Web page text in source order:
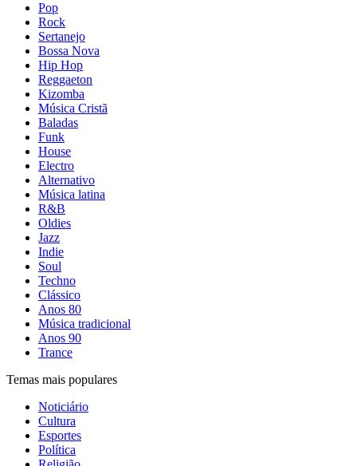
Pop
Rock
Sertanejo
Bossa Nova
Hip Hop
Reggaeton
Kizomba
Música Cristã
Baladas
Funk
House
Electro
Alternativo
Música latina
R&B
Oldies
Jazz
Indie
Soul
Techno
Clássico
Anos 80
Música tradicional
Anos 90
Trance
Temas mais populares
Noticiário
Cultura
Esportes
Política